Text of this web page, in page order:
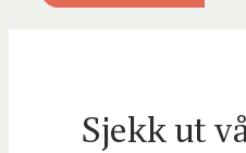
Sjekk ut